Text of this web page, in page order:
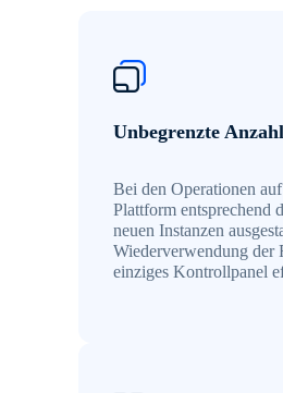
Unbegrenzte
Bei den Operationen
Plattform entsprechend
neuen Instanzen
Wiederverwendung der
einziges Kontrollpanel